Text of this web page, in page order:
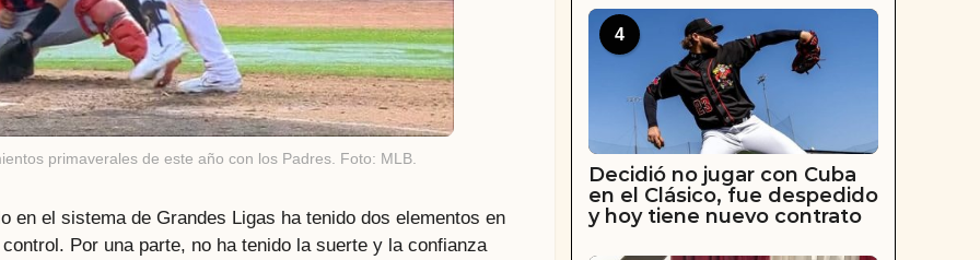
primaverales de este año con los Padres. Foto: MLB.
en el sistema de Grandes Ligas ha tenido dos elementos en
Por una parte, no ha tenido la suerte y la confianza
4
Decidió no jugar con Cuba
en el Clásico, fue despedido
y hoy tiene nuevo contrato